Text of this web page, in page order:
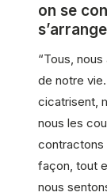
on se
s’arrange
“Tous,
de notre
cicatrisent,
nous les
contractons
façon, tout
nous